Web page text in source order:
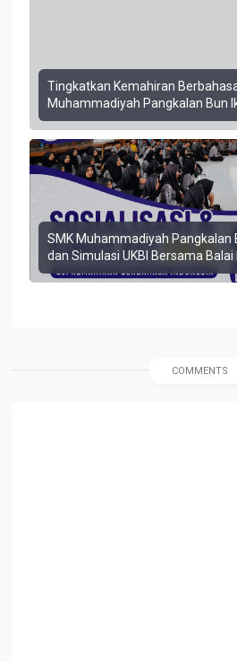
Tingkatkan Kemahiran
Muhammadiyah Pangkalan Bun
SMK Muhammadiyah Pangkalan
dan Simulasi UKBI Bersama
COMMENTS